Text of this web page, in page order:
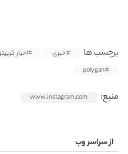
برچسب ها #خبری #اخبار
#polygan
منبع: www.instagram.com
از سراسر وب